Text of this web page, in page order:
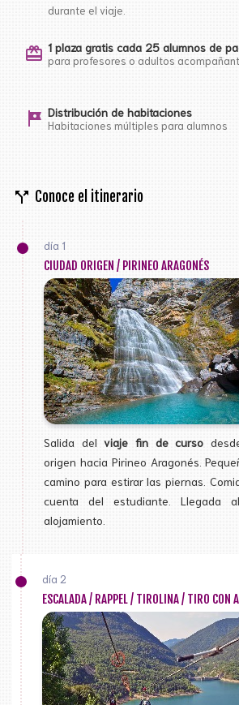
durante el viaje.
card_giftcard 1 plaza gratis cada 25 alumnos de
para profesores o adultos
tour Distribución de habitaciones
Habitaciones múltiples para alumnos
call_split Conoce el itinerario
día 1
CIUDAD ORIGEN / PIRINEO ARAGONÉS
Salida delviaje fin de curso
origen hacia Pirineo Aragonés.
camino para estirar las piernas.
cuenta del estudiante. Llegada
alojamiento.
día 2
ESCALADA / RAPPEL / TIROLINA / TIRO CON